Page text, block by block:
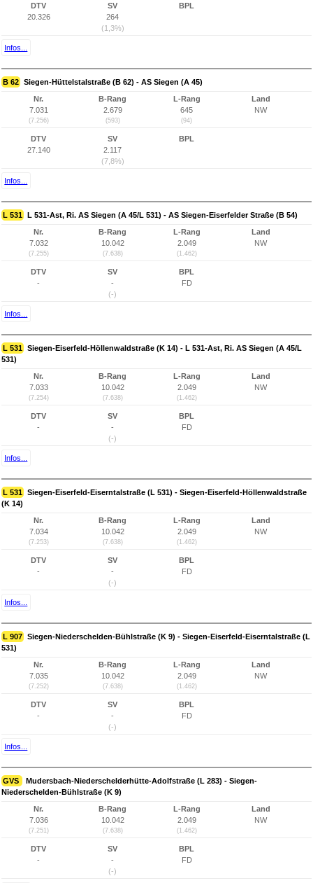
DTV
20.326
SV
264
(1,3%)
BPL
Infos...
B 62 Siegen-Hüttelstalstraße (B 62) - AS Siegen (A 45)
Nr.
7.031
(7.256)
B-Rang
2.679
(593)
L-Rang
645
(94)
Land
NW
DTV
27.140
SV
2.117
(7,8%)
BPL
Infos...
L 531 L 531-Ast, Ri. AS Siegen (A 45/L 531) - AS Siegen-Eiserfelder Straße (B 54)
Nr.
7.032
(7.255)
B-Rang
10.042
(7.638)
L-Rang
2.049
(1.462)
Land
NW
DTV
-
SV
-
(-)
BPL
FD
Infos...
L 531 Siegen-Eiserfeld-Höllenwaldstraße (K 14) - L 531-Ast, Ri. AS Siegen (A 45/L
531)
Nr.
7.033
(7.254)
B-Rang
10.042
(7.638)
L-Rang
2.049
(1.462)
Land
NW
DTV
-
SV
-
(-)
BPL
FD
Infos...
L 531 Siegen-Eiserfeld-Eiserntalstraße (L 531) - Siegen-Eiserfeld-Höllenwaldstraße
(K 14)
Nr.
7.034
(7.253)
B-Rang
10.042
(7.638)
L-Rang
2.049
(1.462)
Land
NW
DTV
-
SV
-
(-)
BPL
FD
Infos...
L 907 Siegen-Niederschelden-Bühlstraße (K 9) - Siegen-Eiserfeld-Eiserntalstraße (L
531)
Nr.
7.035
(7.252)
B-Rang
10.042
(7.638)
L-Rang
2.049
(1.462)
Land
NW
DTV
-
SV
-
(-)
BPL
FD
Infos...
GVS
Mudersbach-Niederschelderhütte-Adolfstraße (L 283) - Siegen-
Niederschelden-Bühlstraße (K 9)
Nr.
7.036
(7.251)
B-Rang
10.042
(7.638)
L-Rang
2.049
(1.462)
Land
NW
DTV
-
SV
-
(-)
BPL
FD